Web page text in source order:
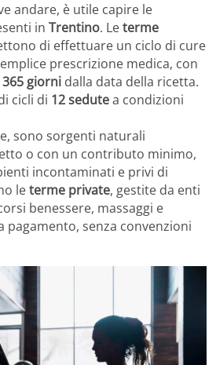
andare, è utile capire le
in Trentino. Leterme
di effettuare un ciclo di cure
prescrizione medica, con
365 giorni dalla data della ricetta.
cicli di 12 sedutea condizioni
sono sorgenti naturali
o con un contributo minimo,
incontaminati e privi di
leterme private, gestite da enti
benessere, massaggi e
pagamento, senza convenzioni